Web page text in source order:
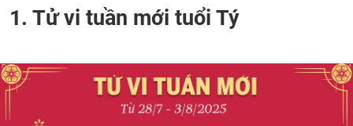
1. Tử vi tuần mới tuổi Tý